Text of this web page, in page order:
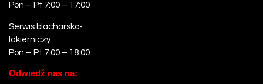
Pon – Pt 7:00 – 17:00
Serwis blacharsko-
lakierniczy
Pon – Pt 7:00 – 18:00
Odwiedź nas na: